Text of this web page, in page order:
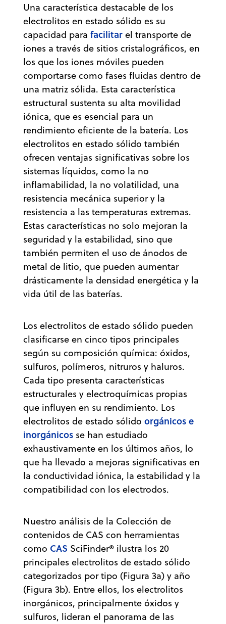
Una característica destacable de los
electrolitos en estado sólido es su
capacidad para facilitar el transporte de
iones a través de sitios cristalográficos, en
los que los iones móviles pueden
comportarse como fases fluidas dentro de
una matriz sólida. Esta característica
estructural sustenta su alta movilidad
iónica, que es esencial para un
rendimiento eficiente de la batería. Los
electrolitos en estado sólido también
ofrecen ventajas significativas sobre los
sistemas líquidos, como la no
inflamabilidad, la no volatilidad, una
resistencia mecánica superior y la
resistencia a las temperaturas extremas.
Estas características no solo mejoran la
seguridad y la estabilidad, sino que
también permiten el uso de ánodos de
metal de litio, que pueden aumentar
drásticamente la densidad energética y la
vida útil de las baterías.
Los electrolitos de estado sólido pueden
clasificarse en cinco tipos principales
según su composición química: óxidos,
sulfuros, polímeros, nitruros y haluros.
Cada tipo presenta características
estructurales y electroquímicas propias
que influyen en su rendimiento. Los
electrolitos de estado sólido orgánicos e
inorgánicos se han estudiado
exhaustivamente en los últimos años, lo
que ha llevado a mejoras significativas en
la conductividad iónica, la estabilidad y la
compatibilidad con los electrodos.
Nuestro análisis de la Colección de
contenidos de CAS con herramientas
como CAS SciFinder® ilustra los 20
principales electrolitos de estado sólido
categorizados por tipo (Figura 3a) y año
(Figura 3b). Entre ellos, los electrolitos
inorgánicos, principalmente óxidos y
sulfuros, lideran el panorama de las